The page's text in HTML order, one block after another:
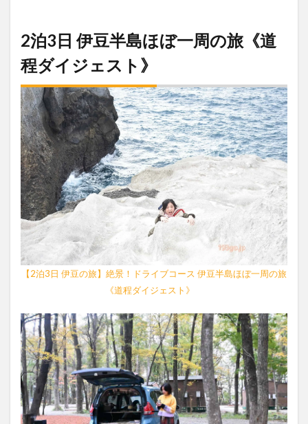
2泊3日 伊豆半島ほぼ一周の旅《道
程ダイジェスト》
【2泊3日 伊豆の旅】絶景！ドライブコース 伊豆半島ほぼ一周の旅
《道程ダイジェスト》